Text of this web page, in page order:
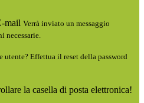
mail Verrà inviato un messaggio
necessarie.
utente? Effettua il reset della password
la casella di posta elettronica!